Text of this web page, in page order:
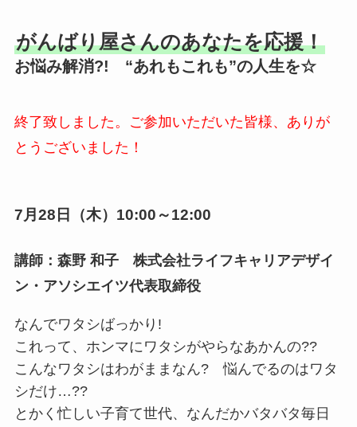
がんばり屋さんのあなたを応援！
お悩み解消?! “あれもこれも”の人生を☆
終了致しました。ご参加いただいた皆様、ありが
とうございました！
7月28日（木）10:00～12:00
講師：森野 和子 株式会社ライフキャリアデザイ
ン・アソシエイツ代表取締役
なんでワタシばっかり!
これって、ホンマにワタシがやらなあかんの??
こんなワタシはわがままなん? 悩んでるのはワタ
シだけ…??
とかく忙しい子育て世代、なんだかバタバタ毎日